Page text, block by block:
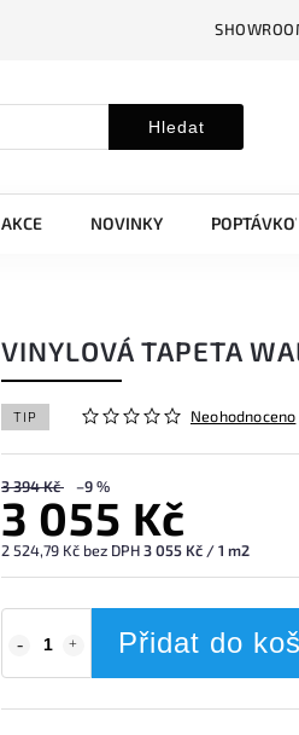
Hledat
AKCE NOVINKY
VINYLOVÁ TAPETA
TIP Neohodnoceno
3 394 Kč –9 %
3 055 Kč
2 524,79 Kč bez DPH3 055 Kč / 1 m2
Přidat do